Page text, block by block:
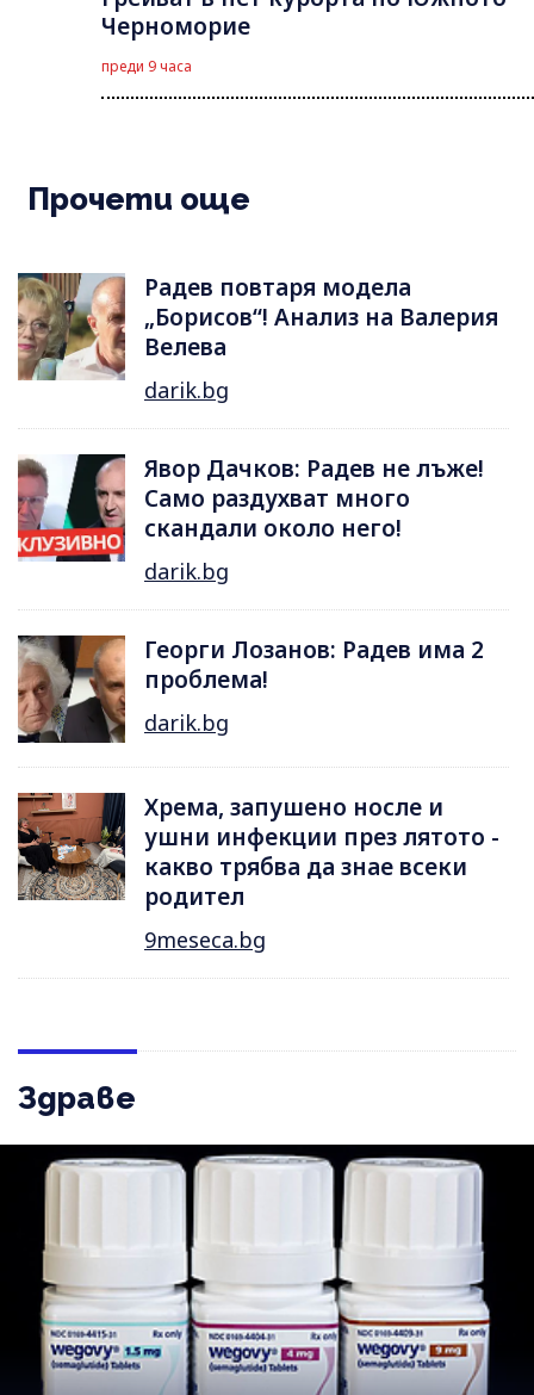
Черноморие
преди 9 часа
Прочети още
Радев повтаря модела
„Борисов“! Анализ на Валерия
Велева
darik.bg
Явор Дачков: Радев не лъже!
Само раздухват много
скандали около него!
darik.bg
Георги Лозанов: Радев има 2
проблема!
darik.bg
Хрема, запушено носле и
ушни инфекции през лятотo -
какво трябва да знае всеки
родител
9meseca.bg
Здраве